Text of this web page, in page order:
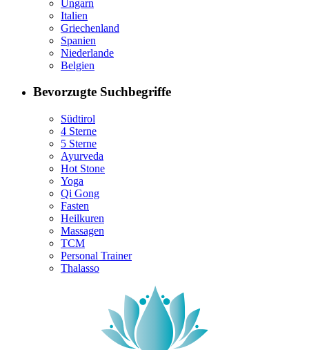
Ungarn
Italien
Griechenland
Spanien
Niederlande
Belgien
Bevorzugte Suchbegriffe
Südtirol
4 Sterne
5 Sterne
Ayurveda
Hot Stone
Yoga
Qi Gong
Fasten
Heilkuren
Massagen
TCM
Personal Trainer
Thalasso